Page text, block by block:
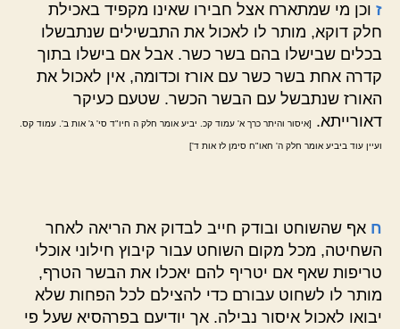
ז וכן מי שמתארח אצל חבירו שאינו מקפיד באכילת
חלק דוקא, מותר לו לאכול את התבשילים שנתבשלו
בכלים שבישלו בהם בשר כשר. אבל אם בישלו בתוך
קדרה אחת בשר כשר עם אורז וכדומה, אין לאכול את
האורז שנתבשל עם הבשר הכשר. שטעם כעיקר
דאורייתא.
[איסור והיתר כרך א' עמוד קכ. יביע אומר חלק ה חיו"ד סי' ג' אות ב'. עמוד קס.
ועיין עוד ביביע אומר חלק ה' חאו"ח סימן לז אות ד']
ח אף שהשוחט ובודק חייב לבדוק את הריאה לאחר
השחיטה, מכל מקום השוחט עבור קיבוץ חילוני אוכלי
טריפות שאף אם יטריף להם יאכלו את הבשר הטרף,
מותר לו לשחוט עבורם כדי להצילם לכל הפחות שלא
יבואו לאכול איסור נבילה. אך יודיעם בפרהסיא שעל פי